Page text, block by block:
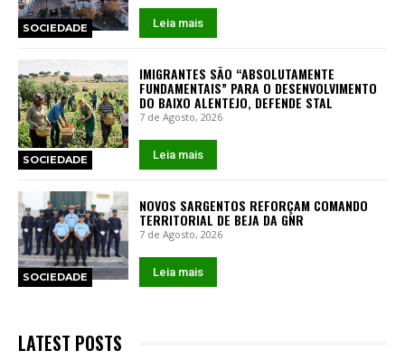
SOCIEDADE Leia mais
SOCIEDADE
IMIGRANTES SÃO “ABSOLUTAMENTE
FUNDAMENTAIS” PARA O DESENVOLVIMENTO
DO BAIXO ALENTEJO, DEFENDE STAL
7 de Agosto, 2026
Leia mais
SOCIEDADE
NOVOS SARGENTOS REFORÇAM COMANDO
TERRITORIAL DE BEJA DA GNR
7 de Agosto, 2026
Leia mais
LATEST POSTS